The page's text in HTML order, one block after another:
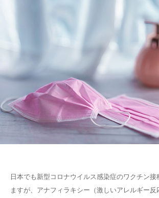
日本でも新型コロナウイルス感染症のワクチン
ますが、アナフィラキシー（激しいアレルギー